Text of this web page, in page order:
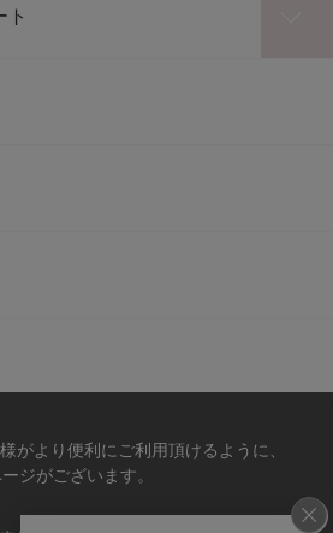
ト
がより便利にご利用頂けるように、
ジがございます。